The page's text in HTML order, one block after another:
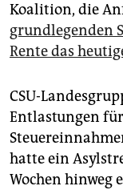
Koalition, die
grundlegenden
Rente das
CSU-
Entlastungen
hatte ein
Wochen hinweg